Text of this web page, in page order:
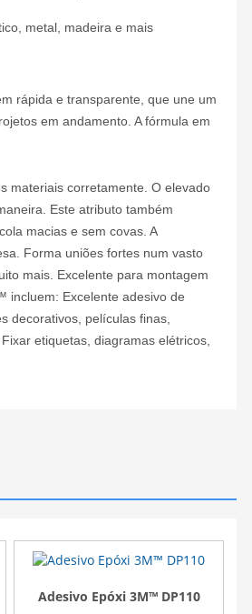
metal, madeira e mais
rápida e transparente, que une um
em andamento. A fórmula em
materiais corretamente. O elevado
Este atributo também
macias e sem covas. A
Forma uniões fortes num vasto
mais. Excelente para montagem
incluem: Excelente adesivo de
decorativos, películas finas,
etiquetas, diagramas elétricos,
Fita VHB para Superfícies